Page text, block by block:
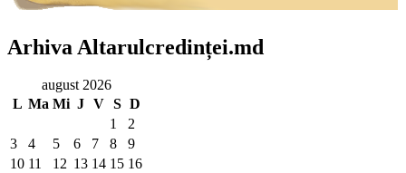
Arhiva Altarulcredinței.md
august 2026
L Ma Mi J V S D
1
2
3
4 5 6 7 8
9
10 11 12 13 14 15 16